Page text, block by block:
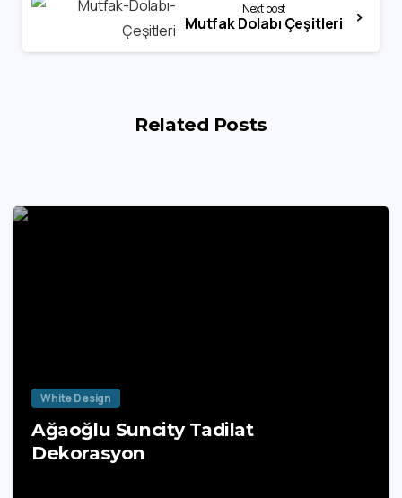
Next post
Mutfak Dolabı Çeşitleri
Related Posts
White Design
Ağaoğlu Suncity Tadilat
Dekorasyon